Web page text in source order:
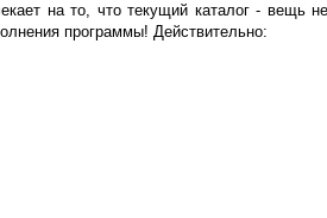
на то, что текущий каталог - вещь
программы! Действительно: